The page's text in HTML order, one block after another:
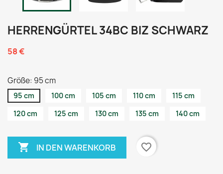
HERRENGÜRTEL 34BC BIZ SCHWARZ
58 €
Größe: 95 cm
95 cm 100 cm 105 cm 110 cm
115 cm
120 cm
125 cm 130 cm 135 cm 140 cm
 IN DEN WARENKORB favorite_border